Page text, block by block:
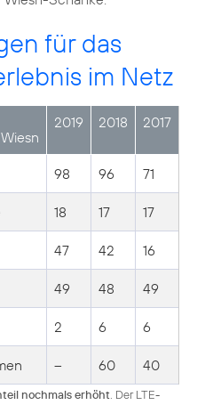
für das
im Netz
2019 2018 2017
98 96 71
18 17 17
47 42 16
49 48 49
2 6 6
-- 60 40
nochmals erhöht . Der LTE-